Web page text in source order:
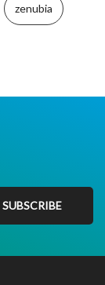
zenubia